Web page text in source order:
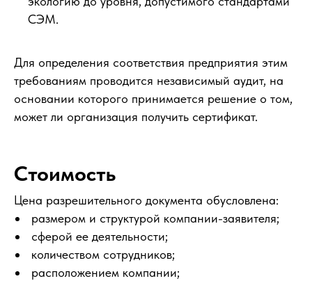
СЭМ.
Для определения соответствия предприятия этим
требованиям проводится независимый аудит, на
основании которого принимается решение о том,
может ли организация получить сертификат.
Стоимость
Цена разрешительного документа обусловлена:
размером и структурой компании-заявителя;
сферой ее деятельности;
количеством сотрудников;
расположением компании;